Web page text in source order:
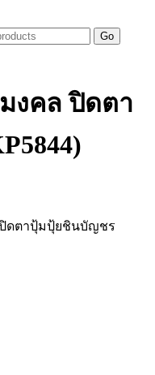
Go
งคล ปิดตา
ดตาปุ้มปุ้ยชินบัญชร